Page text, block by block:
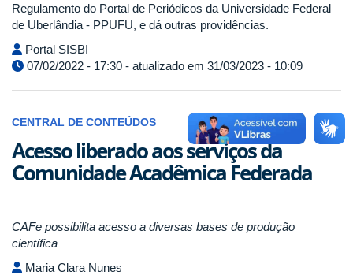
Regulamento do Portal de Periódicos da Universidade Federal
de Uberlândia - PPUFU, e dá outras providências.
Portal SISBI
07/02/2022 - 17:30 - atualizado em 31/03/2023 - 10:09
CENTRAL DE CONTEÚDOS
Acesso liberado aos serviços da
Comunidade Acadêmica Federada
CAFe possibilita acesso a diversas bases de produção
científica
Maria Clara Nunes